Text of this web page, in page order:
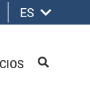
ES
BUSCAR